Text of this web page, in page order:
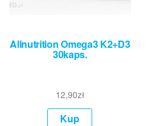
Allnutrition Omega3 K2+D3
30kaps.
12,90zł
Kup